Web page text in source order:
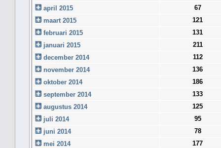
april 2015
67
maart 2015
121
februari 2015
131
januari 2015
211
december 2014
112
november 2014
136
oktober 2014
186
september 2014
133
augustus 2014
125
juli 2014
95
juni 2014
78
mei 2014
177